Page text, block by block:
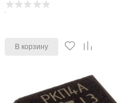
В корзину